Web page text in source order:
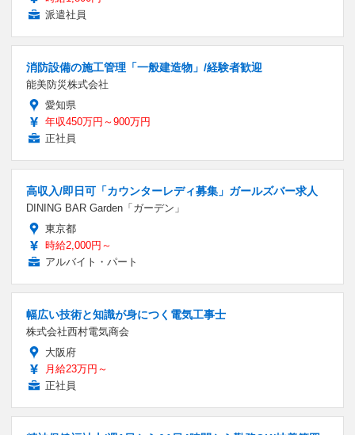
派遣社員
消防設備の施工管理「一般建造物」/経験者歓迎
能美防災株式会社
愛知県
年収450万円～900万円
正社員
高収入/即日可「カウンターレディ募集」ガールズバー求人
DINING BAR Garden「ガーデン」
東京都
時給2,000円～
アルバイト・パート
幅広い技術と知識が身につく電気工事士
株式会社西村電気商会
大阪府
月給23万円～
正社員